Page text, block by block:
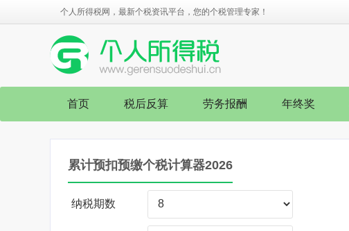
个人所得税网，最新个税资讯平台，您的个税管理专家！
首页 税后反算 劳务报酬 年终奖
累计预扣预缴个税计算器2026
纳税期数